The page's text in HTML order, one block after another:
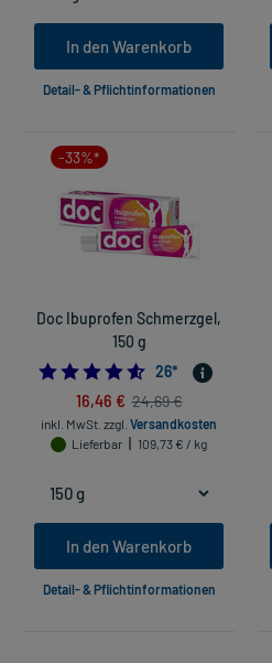
In den Warenkorb
Detail- & Pflichtinformationen
-33%*
Doc Ibuprofen Schmerzgel,
150 g
4.576923076923077
26*
16,46 € 24,69 €
inkl. MwSt. zzgl. Versandkosten
Lieferbar
109,73 € / kg
In den Warenkorb
Detail- & Pflichtinformationen